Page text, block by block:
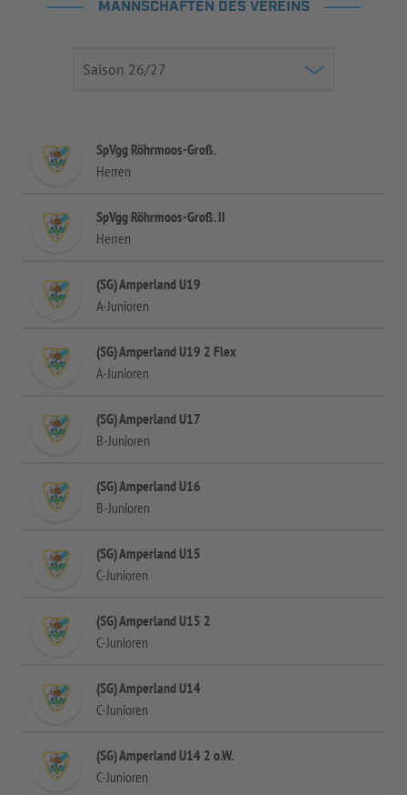
MANNSCHAFTEN DES VEREINS
SpVgg Röhrmoos-Groß.
Herren
SpVgg Röhrmoos-Groß. II
Herren
(SG) Amperland U19
A-Junioren
(SG) Amperland U19 2 Flex
A-Junioren
(SG) Amperland U17
B-Junioren
(SG) Amperland U16
B-Junioren
(SG) Amperland U15
C-Junioren
(SG) Amperland U15 2
C-Junioren
(SG) Amperland U14
C-Junioren
(SG) Amperland U14 2 o.W.
C-Junioren